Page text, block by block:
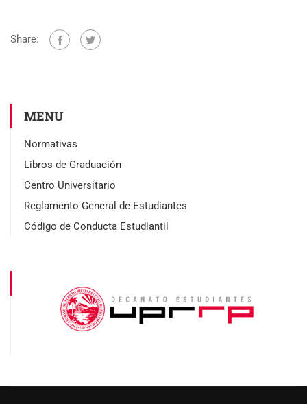
Share:
MENU
Normativas
Libros de Graduación
Centro Universitario
Reglamento General de Estudiantes
Código de Conducta Estudiantil